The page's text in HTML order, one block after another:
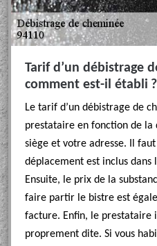
Tarif d’un débistrage
comment est-il établi ?
Le tarif d’un débistrage de
prestataire en fonction de la
siège et votre adresse. Il
déplacement est inclus dans
Ensuite, le prix de la
faire partir le bistre est
facture. Enfin, le prestataire
proprement dite. Si vous